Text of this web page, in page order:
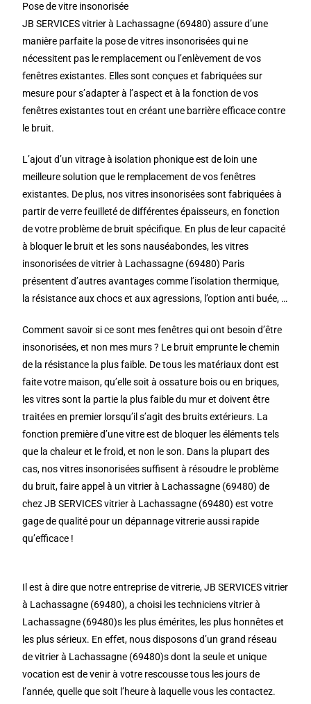
Pose de vitre insonorisée
JB SERVICES vitrier à Lachassagne (69480) assure d’une
manière parfaite la pose de vitres insonorisées qui ne
nécessitent pas le remplacement ou l’enlèvement de vos
fenêtres existantes. Elles sont conçues et fabriquées sur
mesure pour s’adapter à l’aspect et à la fonction de vos
fenêtres existantes tout en créant une barrière efficace contre
le bruit.
L’ajout d’un vitrage à isolation phonique est de loin une
meilleure solution que le remplacement de vos fenêtres
existantes. De plus, nos vitres insonorisées sont fabriquées à
partir de verre feuilleté de différentes épaisseurs, en fonction
de votre problème de bruit spécifique. En plus de leur capacité
à bloquer le bruit et les sons nauséabondes, les vitres
insonorisées de vitrier à Lachassagne (69480) Paris
présentent d’autres avantages comme l’isolation thermique,
la résistance aux chocs et aux agressions, l’option anti buée, …
Comment savoir si ce sont mes fenêtres qui ont besoin d’être
insonorisées, et non mes murs ? Le bruit emprunte le chemin
de la résistance la plus faible. De tous les matériaux dont est
faite votre maison, qu’elle soit à ossature bois ou en briques,
les vitres sont la partie la plus faible du mur et doivent être
traitées en premier lorsqu’il s’agit des bruits extérieurs. La
fonction première d’une vitre est de bloquer les éléments tels
que la chaleur et le froid, et non le son. Dans la plupart des
cas, nos vitres insonorisées suffisent à résoudre le problème
du bruit, faire appel à un vitrier à Lachassagne (69480) de
chez JB SERVICES vitrier à Lachassagne (69480) est votre
gage de qualité pour un dépannage vitrerie aussi rapide
qu’efficace !
Il est à dire que notre entreprise de vitrerie, JB SERVICES vitrier
à Lachassagne (69480), a choisi les techniciens vitrier à
Lachassagne (69480)s les plus émérites, les plus honnêtes et
les plus sérieux. En effet, nous disposons d’un grand réseau
de vitrier à Lachassagne (69480)s dont la seule et unique
vocation est de venir à votre rescousse tous les jours de
l’année, quelle que soit l’heure à laquelle vous les contactez.